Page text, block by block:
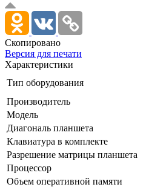
Скопировано
Версия для печати
Характеристики
Тип оборудования
Производитель
Модель
Диагональ планшета
Клавиатура в комплекте
Разрешение матрицы планшета
Процессор
Объем оперативной памяти